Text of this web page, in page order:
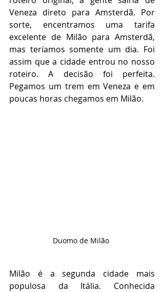
Veneza direto para Amsterdã. Por
sorte, encentramos uma tarifa
excelente de Milão para Amsterdã,
mas teríamos somente um dia. Foi
assim que a cidade entrou no nosso
roteiro. A decisão foi perfeita.
Pegamos um trem em Veneza e em
poucas horas chegamos em Milão.
Duomo de Milão
Milão é a segunda cidade mais
populosa da Itália. Conhecida